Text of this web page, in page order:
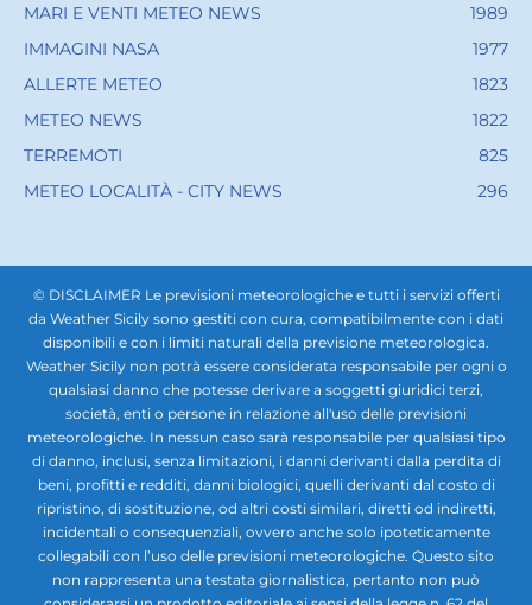
MARI E VENTI METEO NEWS
1989
IMMAGINI NASA
1977
ALLERTE METEO
1823
METEO NEWS
1822
TERREMOTI
825
METEO LOCALITÀ - CITY NEWS
296
© DISCLAIMER Le previsioni meteorologiche e tutti i servizi offerti
da Weather Sicily sono gestiti con cura, compatibilmente con i dati
disponibili e con i limiti naturali della previsione meteorologica.
Weather Sicily non potrà essere considerata responsabile per ogni o
qualsiasi danno che potesse derivare a soggetti giuridici terzi,
società, enti o persone in relazione all'uso delle previsioni
meteorologiche. In nessun caso sarà responsabile per qualsiasi tipo
di danno, inclusi, senza limitazioni, i danni derivanti dalla perdita di
beni, profitti e redditi, danni biologici, quelli derivanti dal costo di
ripristino, di sostituzione, od altri costi similari, diretti od indiretti,
incidentali o consequenziali, ovvero anche solo ipoteticamente
collegabili con l’uso delle previsioni meteorologiche. Questo sito
non rappresenta una testata giornalistica, pertanto non può